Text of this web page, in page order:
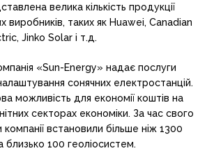
велика кількість продукції
виробників, таких як Huawei, Canadian
Jinko Solar і т.д.
«Sun-Energy» надає послуги
сонячних електростанцій.
можливість для економії коштів на
секторах економіки. За час свого
компанії встановили більше ніж 1300
близько 100 геоліосистем.